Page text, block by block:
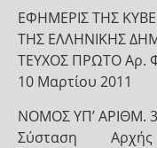
ΕΦΗΜΕΡΙΣ ΤΗΣ
ΤΗΣ ΕΛΛΗΝΙΚΗΣ
ΤΕΥΧΟΣ ΠΡΩΤΟ Αρ.
10 Μαρτίου 2011
ΝΟΜΟΣ ΥΠ’ ΑΡΙΘΜ.
Σύσταση